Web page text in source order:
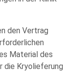
den Vertrag
Material des
die Kryolieferung